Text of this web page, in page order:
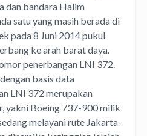
dan bandara Halim
satu yang masih berada di
pada 8 Juni 2014 pukul
ke arah barat daya.
penerbangan LNI 372.
basis data
LNI 372 merupakan
yakni Boeing 737-900 milik
melayani rute Jakarta-